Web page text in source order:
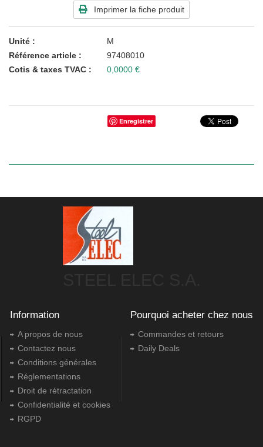
Imprimer la fiche produit
Unité
M
Référence article
97408010
Cotis & taxes TVAC
0,0000 €
Enregistrer
Information
A propos de nous
Contactez nous
Conditions générales
Réglementations
Droit de rétractation
Confidentialité et cookies
RGPD
Pourquoi acheter chez nous
Commandes et retours
Daily Deals